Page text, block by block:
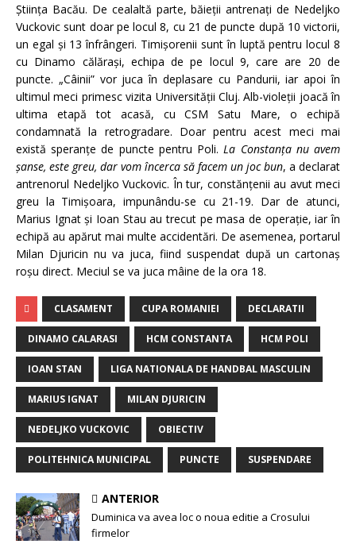
Ştiinţa Bacău. De cealaltă parte, băieţii antrenaţi de Nedeljko
Vuckovic sunt doar pe locul 8, cu 21 de puncte după 10 victorii,
un egal şi 13 înfrângeri. Timişorenii sunt în luptă pentru locul 8
cu Dinamo călăraşi, echipa de pe locul 9, care are 20 de
puncte. „Câinii” vor juca în deplasare cu Pandurii, iar apoi în
ultimul meci primesc vizita Universităţii Cluj. Alb-violeţii joacă în
ultima etapă tot acasă, cu CSM Satu Mare, o echipă
condamnată la retrogradare. Doar pentru acest meci mai
există speranţe de puncte pentru Poli. La Constanţa nu avem
şanse, este greu, dar vom încerca să facem un joc bun, a declarat
antrenorul Nedeljko Vuckovic. În tur, constănţenii au avut meci
greu la Timişoara, impunându-se cu 21-19. Dar de atunci,
Marius Ignat şi Ioan Stau au trecut pe masa de operaţie, iar în
echipă au apărut mai multe accidentări. De asemenea, portarul
Milan Djuricin nu va juca, fiind suspendat după un cartonaş
roşu direct. Meciul se va juca mâine de la ora 18.
CLASAMENT CUPA ROMANIEI DECLARATII
DINAMO CALARASI HCM CONSTANTA HCM POLI
IOAN STAN LIGA NATIONALA DE HANDBAL MASCULIN
MARIUS IGNAT MILAN DJURICIN
NEDELJKO VUCKOVIC OBIECTIV
POLITEHNICA MUNICIPAL PUNCTE SUSPENDARE
ANTERIOR
Duminica va avea loc o noua editie a Crosului
firmelor